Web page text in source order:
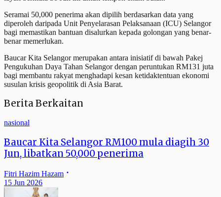
Seramai 50,000 penerima akan dipilih berdasarkan data yang
diperoleh daripada Unit Penyelarasan Pelaksanaan (ICU) Selangor
bagi memastikan bantuan disalurkan kepada golongan yang benar-
benar memerlukan.
Baucar Kita Selangor merupakan antara inisiatif di bawah Pakej
Pengukuhan Daya Tahan Selangor dengan peruntukan RM131 juta
bagi membantu rakyat menghadapi kesan ketidaktentuan ekonomi
susulan krisis geopolitik di Asia Barat.
Berita Berkaitan
nasional
Baucar Kita Selangor RM100 mula diagih 30
Jun, libatkan 50,000 penerima
Fitri Hazim Hazam
15 Jun 2026